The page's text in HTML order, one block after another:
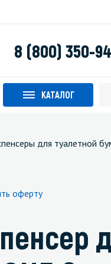
8 (800) 350-
КАТАЛОГ
для туалетной
оферту